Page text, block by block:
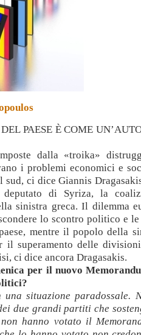
PAESE È COME
dalla «troika»
i problemi economici e
sud, ci dice Giannis
di Syriza, la
sinistra greca. Il dilemma
lo scontro politico e
mentre il popolo della
il superamento delle
ci dice ancora Dragasakis.
per il nuovo
situazione paradossale.
due grandi partiti che
hanno votato il